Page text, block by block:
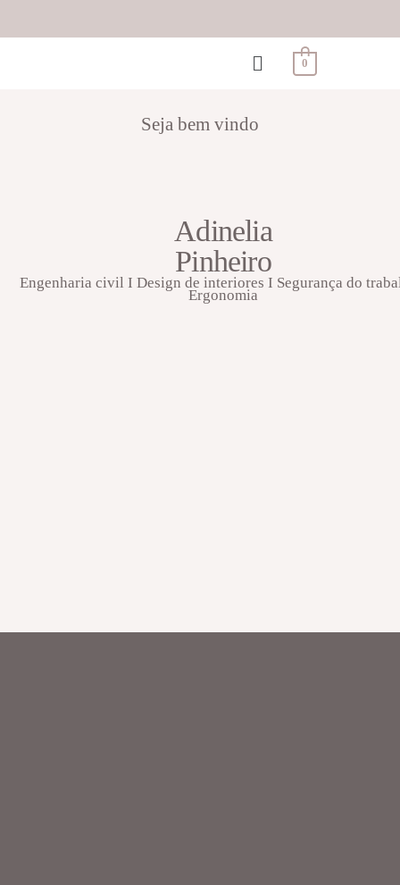
0
Seja bem vindo
Adinelia
Pinheiro
Engenharia civil I Design de interiores I Segurança do
Ergonomia